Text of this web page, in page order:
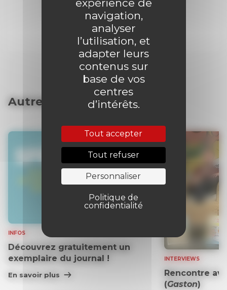
expérience de
navigation,
analyser
l’utilisation, et
adapter leurs
contenus sur
base de vos
centres
d’intérêts.
Tout accepter
Tout refuser
Personnaliser
Politique de
confidentialité
Autres articles
INFOS
Découvrez gratuitement un
exemplaire du journal !
En savoir plus
INTERVIEWS
Rencontre
(Gaston)